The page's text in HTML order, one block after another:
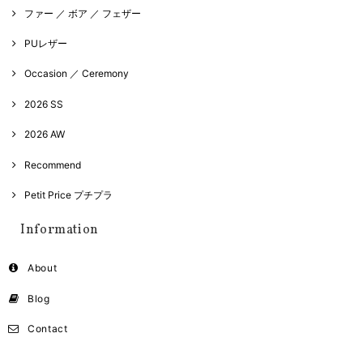
ファー ／ ボア ／ フェザー
PUレザー
Occasion ／ Ceremony
2026 SS
2026 AW
Recommend
Petit Price プチプラ
Information
About
Blog
Contact